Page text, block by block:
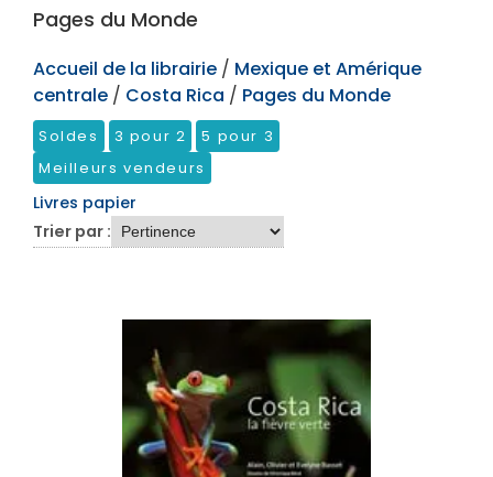
Pages du Monde
Accueil de la librairie / Mexique et Amérique
centrale / Costa Rica / Pages du Monde
Soldes 3 pour 2
5 pour 3
Meilleurs vendeurs
Livres papier
Trier par :